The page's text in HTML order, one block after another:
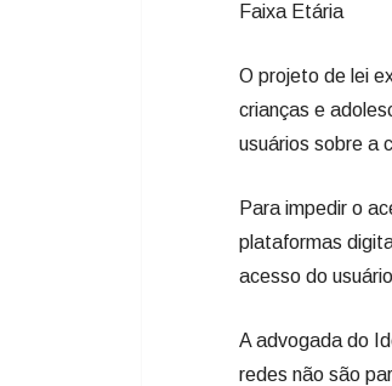
Faixa Etária
O projeto de lei
crianças e
usuários sobre a
Para impedir o
plataformas
acesso do
A advogada do
redes não são